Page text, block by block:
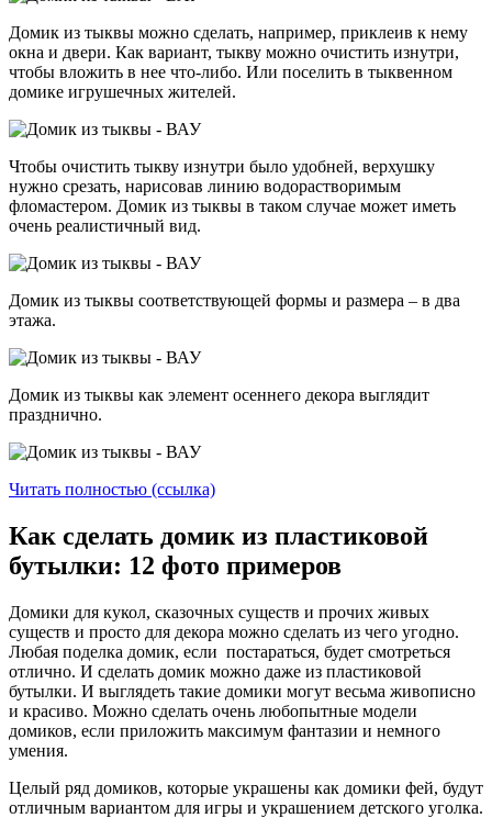
Домик из тыквы можно сделать, например, приклеив к нему
окна и двери. Как вариант, тыкву можно очистить изнутри,
чтобы вложить в нее что-либо. Или поселить в тыквенном
домике игрушечных жителей.
Чтобы очистить тыкву изнутри было удобней, верхушку
нужно срезать, нарисовав линию водорастворимым
фломастером. Домик из тыквы в таком случае может иметь
очень реалистичный вид.
Домик из тыквы соответствующей формы и размера – в два
этажа.
Домик из тыквы как элемент осеннего декора выглядит
празднично.
Читать полностью (ссылка)
Как сделать домик из пластиковой
бутылки: 12 фото примеров
Домики для кукол, сказочных существ и прочих живых
существ и просто для декора можно сделать из чего угодно.
Любая поделка домик, если постараться, будет смотреться
отлично. И сделать домик можно даже из пластиковой
бутылки. И выглядеть такие домики могут весьма живописно
и красиво. Можно сделать очень любопытные модели
домиков, если приложить максимум фантазии и немного
умения.
Целый ряд домиков, которые украшены как домики фей, будут
отличным вариантом для игры и украшением детского уголка.